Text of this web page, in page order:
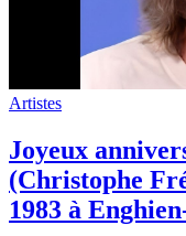
Artistes
Joyeux
(Christophe
1983 à